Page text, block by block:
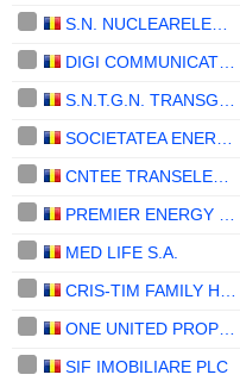
MED LIFE S.A.
SIF IMOBILIARE PLC